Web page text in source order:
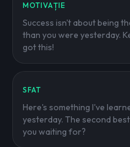
MOTIVAȚIE
Success isn't about being
than you were yesterday.
got this!
SFAT
Here's something I've
yesterday. The second
you waiting for?